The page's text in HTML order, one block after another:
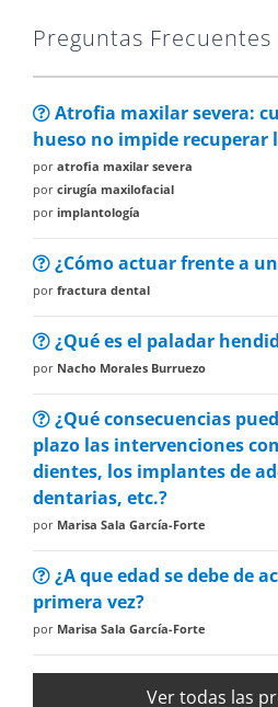
Preguntas Frecuentes
Atrofia maxilar severa:
hueso no impide recuperar
por atrofia maxilar severa
por cirugía maxilofacial
por implantología
¿Cómo actuar frente a
por fractura dental
¿Qué es el paladar
por Nacho Morales Burruezo
¿Qué consecuencias
plazo las intervenciones
dientes, los implantes de
dentarias, etc.?
por Marisa Sala García-Forte
¿A que edad se debe de
primera vez?
por Marisa Sala García-Forte
Ver todas las